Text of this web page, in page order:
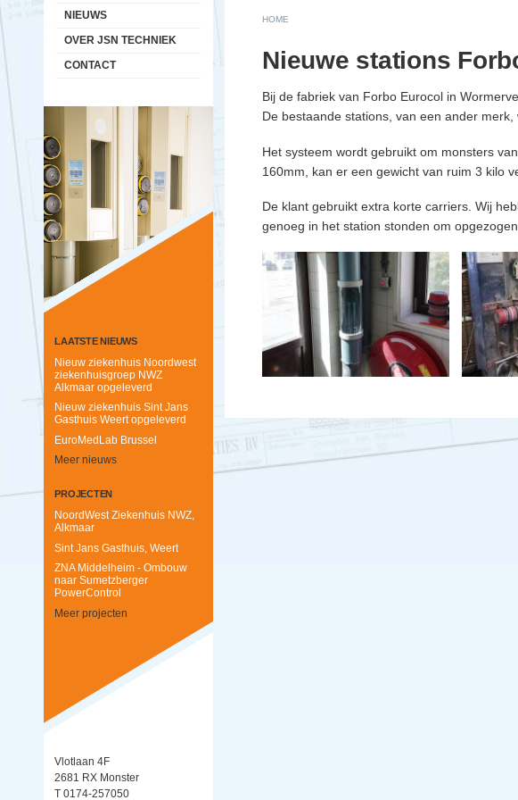
You are here
HOME
Nieuwe stations
Bij de fabriek van Forbo Eurocol in
De bestaande stations, van een ander
Het systeem wordt gebruikt om monsters
160mm, kan er een gewicht van ruim 3 kilo
De klant gebruikt extra korte carriers. Wij
genoeg in het station stonden om
NIEUWS
OVER JSN TECHNIEK
CONTACT
LAATSTE NIEUWS
Nieuw ziekenhuis Noordwest
ziekenhuisgroep NWZ
Alkmaar opgeleverd
Nieuw ziekenhuis Sint Jans
Gasthuis Weert opgeleverd
EuroMedLab Brussel
Meer nieuws
PROJECTEN
NoordWest Ziekenhuis NWZ,
Alkmaar
Sint Jans Gasthuis, Weert
ZNA Middelheim - Ombouw
naar Sumetzberger
PowerControl
Meer projecten
Vlotlaan 4F
2681 RX Monster
T 0174-257050